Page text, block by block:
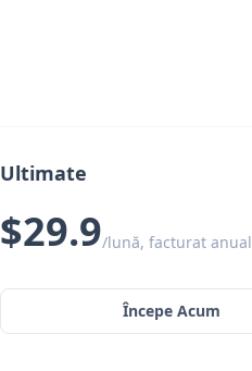
Ultimate
$29.9/lună, facturat anual
Începe Acum